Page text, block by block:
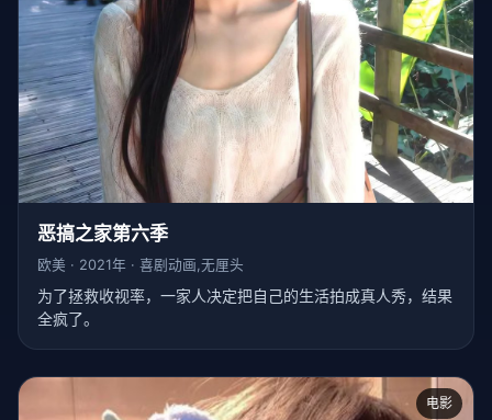
恶搞之家第六季
欧美 · 2021年 · 喜剧动画,无厘头
为了拯救收视率，一家人决定把自己的生活拍成真人秀，结果
全疯了。
电影